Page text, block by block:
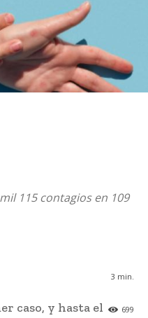
115 contagios en 109
3 min.
699
caso, y hasta el